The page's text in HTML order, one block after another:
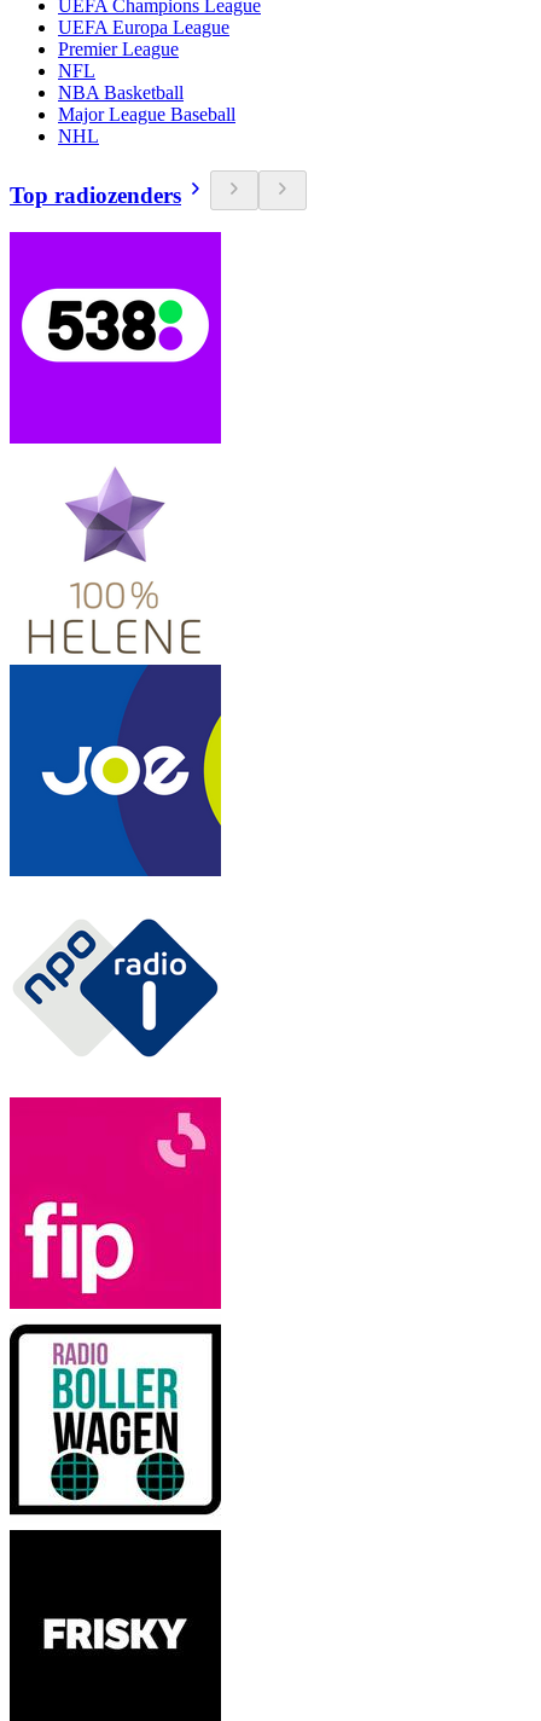
UEFA Champions League
UEFA Europa League
Premier League
NFL
NBA Basketball
Major League Baseball
NHL
Top radiozenders